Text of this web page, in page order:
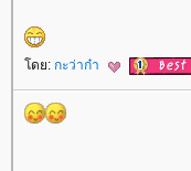
ดย: กะว่าก๋า